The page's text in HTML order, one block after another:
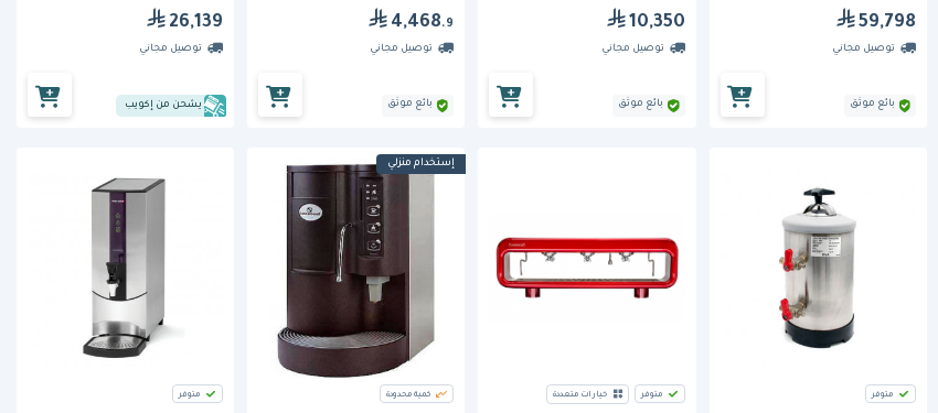
59,798
توصيل مجاني
بائع موثق
10,350
توصيل مجاني
بائع موثق
4,468.9
توصيل مجاني
بائع موثق
26,139
توصيل مجاني
يشحن من إكويب
متوفر متوفر خيارات متعددة
إستخدام منزلي
كمية محدودة متوفر